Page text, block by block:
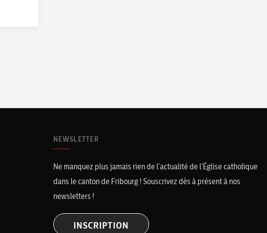
NEWSLETTER
Ne manquez plus jamais rien de l’actualité de l’Église catholique
dans le canton de Fribourg ! Souscrivez dès à présent à nos
newsletters !
INSCRIPTION